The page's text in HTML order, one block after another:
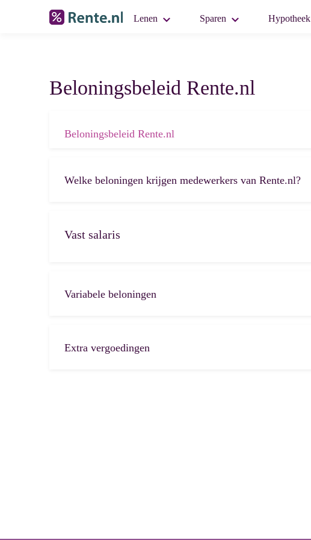
Lenen Sparen Hypotheek
Beloningsbeleid Rente.nl
Beloningsbeleid Rente.nl
Welke beloningen krijgen medewerkers van Rente.nl?
Vast salaris
Variabele beloningen
Extra vergoedingen